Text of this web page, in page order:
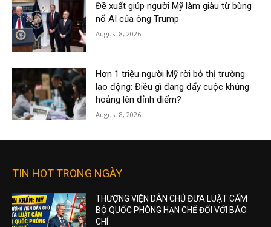
Đề xuất giúp người Mỹ làm giàu từ bùng
nổ AI của ông Trump
August 8, 2026
Hơn 1 triệu người Mỹ rời bỏ thị trường
lao động: Điều gì đang đẩy cuộc khủng
hoảng lên đỉnh điểm?
August 8, 2026
TIN HOT TRONG NGÀY
THƯỢNG VIỆN DÂN CHỦ ĐƯA LUẬT CẤM
BỘ QUỐC PHÒNG HẠN CHẾ ĐỐI VỚI BÁO
CHÍ